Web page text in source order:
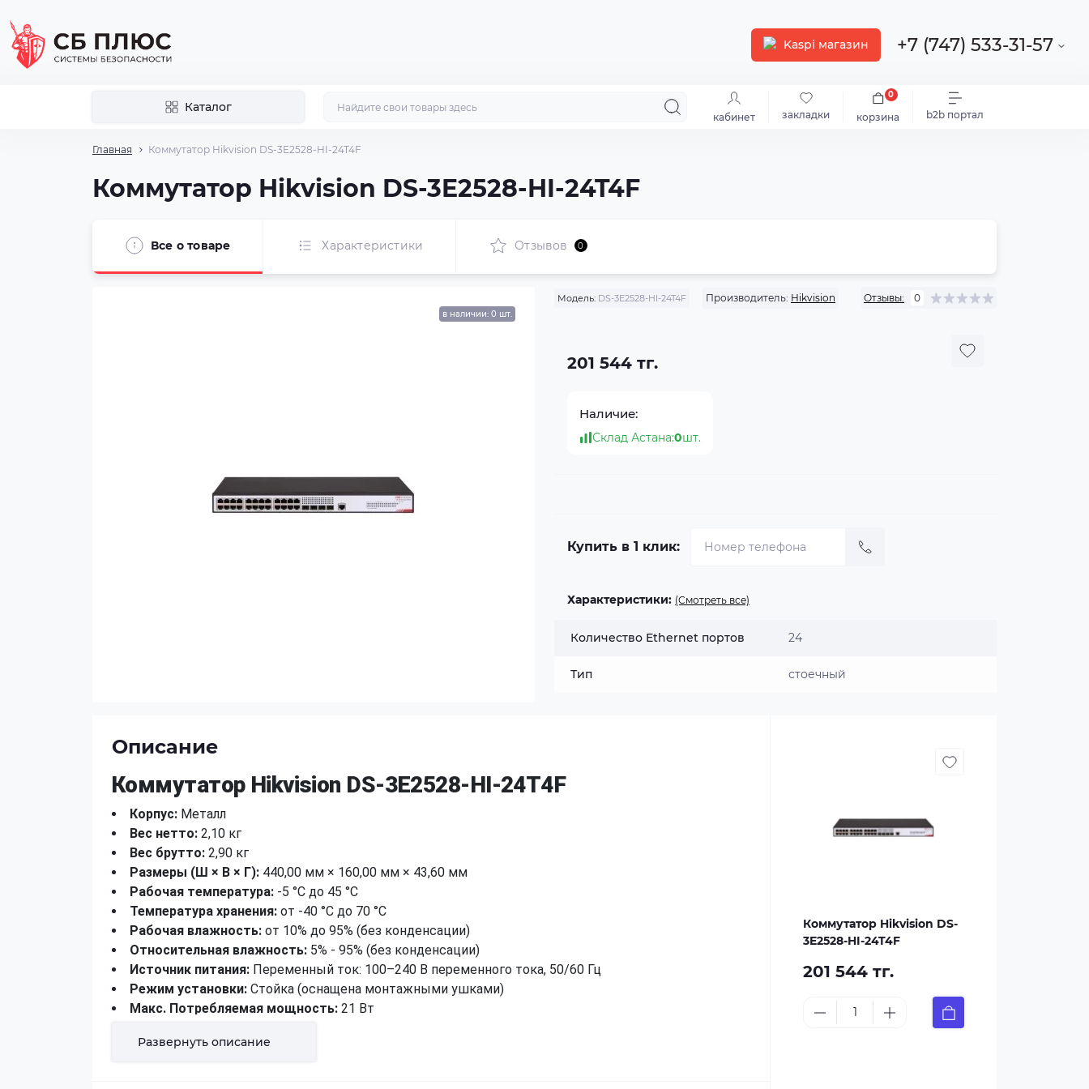
Kaspi магазин +7 (747) 533-31-57
Каталог
кабинет закладки корзина
0
b2b портал
Главная Коммутатор Hikvision DS-3E2528-HI-24T4F
Коммутатор Hikvision DS-3E2528-HI-24T4F
Все о товаре Характеристики Отзывов 0
в наличии: 0 шт.
Модель: DS-3E2528-HI-24T4F Производитель: Hikvision Отзывы: 0
201 544 тг.
Наличие:
Склад Астана:0шт.
Купить в 1 клик:
Характеристики: (Смотреть все)
Количество Ethernet портов 24
Тип стоечный
Описание
Коммутатор Hikvision DS-3E2528-HI-24T4F
Корпус: Металл
Вес нетто: 2,10 кг
Вес брутто: 2,90 кг
Размеры (Ш × В × Г): 440,00 мм × 160,00 мм × 43,60 мм
Рабочая температура: -5 °C до 45 °C
Температура хранения: от -40 °C до 70 °C
Рабочая влажность: от 10% до 95% (без конденсации)
Относительная влажность: 5% - 95% (без конденсации)
Источник питания: Переменный ток: 100–240 В переменного тока, 50/60 Гц
Режим установки: Стойка (оснащена монтажными ушками)
Макс. Потребляемая мощность: 21 Вт
Защита от перенапряжения:
Развернуть описание
Коммутатор Hikvision DS-
3E2528-HI-24T4F
201 544 тг.